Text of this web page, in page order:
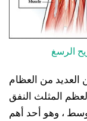
الرسغ
من العظام
المثلث النفق
، وهو أحد أهم